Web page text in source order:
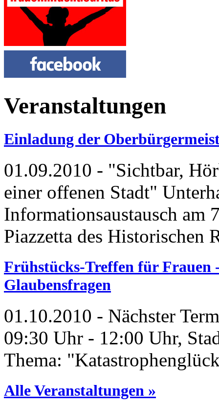
Veranstaltungen
Einladung der
01.09.2010 - "Sichtbar,
einer offenen Stadt"
Informationsaustausch am
Piazzetta des Historischen
Frühstücks-Treffen für Frauen
Glaubensfragen
01.10.2010 - Nächster
09:30 Uhr - 12:00 Uhr,
Thema:
Alle Veranstaltungen »